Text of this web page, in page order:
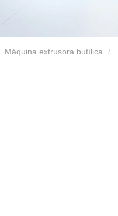
Máquina extrusora butílica